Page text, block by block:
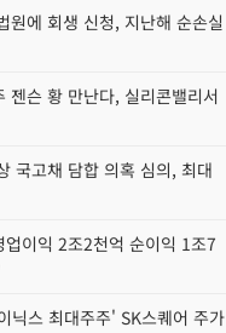
원에 회생 신청, 지난해 순손실
젠슨 황 만난다, 실리콘밸리서
국고채 담합 의혹 심의, 최대
이익 2조2천억 순이익 1조7
닉스 최대주주' SK스퀘어 주가